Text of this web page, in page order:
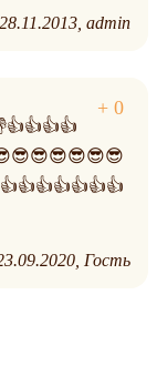
28.11.2013 admin
Гость